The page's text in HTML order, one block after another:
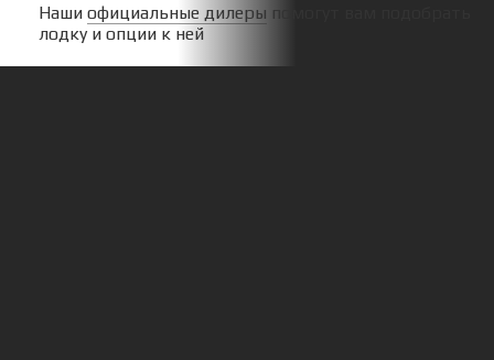
Наши официальные дилеры помогут вам подобрать
лодку и опции к ней